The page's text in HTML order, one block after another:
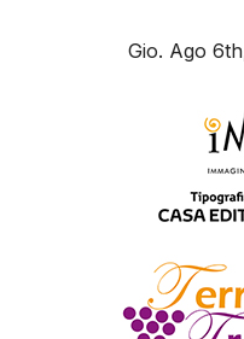
Gio. Ago